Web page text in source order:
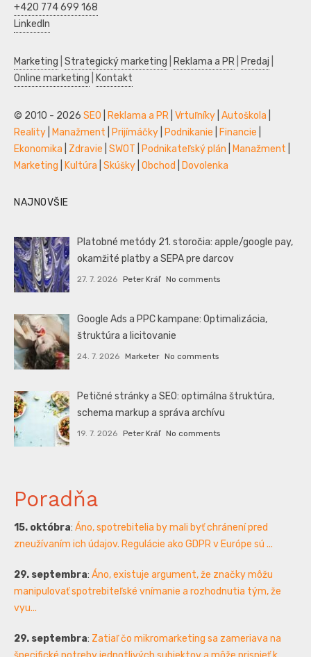
+420 774 699 168
LinkedIn
Marketing Strategický marketing Reklama a PR Predaj
Online marketing
Kontakt
© 2010 - 2026 SEO Reklama a PR Vrtuľníky Autoškola
Reality
Manažment Prijímáčky Podnikanie Financie
Ekonomika
Zdravie SWOT Podnikateľský plán Manažment
Marketing
Kultúra Skúšky Obchod Dovolenka
NAJNOVŠIE
Platobné metódy 21. storočia: apple/google pay,
okamžité platby a SEPA pre darcov
27. 7. 2026 Peter Kráľ No comments
Google Ads a PPC kampane: Optimalizácia,
štruktúra a licitovanie
24. 7. 2026 Marketer No comments
Petičné stránky a SEO: optimálna štruktúra,
schema markup a správa archívu
19. 7. 2026 Peter Kráľ No comments
Poradňa
15. októbra: Áno, spotrebitelia by mali byť chránení pred
zneužívaním ich údajov. Regulácie ako GDPR v Európe sú ...
29. septembra: Áno, existuje argument, že značky môžu
manipulovať spotrebiteľské vnímanie a rozhodnutia tým, že
vyu...
29. septembra: Zatiaľ čo mikromarketing sa zameriava na